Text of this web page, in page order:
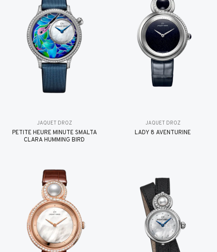
JAQUET DROZ
PETITE HEURE MINUTE SMALTA
CLARA HUMMING BIRD
JAQUET DROZ
LADY 8 AVENTURINE